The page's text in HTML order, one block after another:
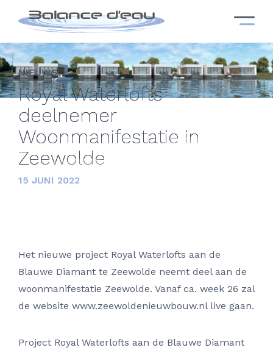
NIEUWS
Royal Waterlofts
deelnemer
Woonmanifestatie in
Zeewolde
15 JUNI 2022
Het nieuwe project Royal Waterlofts aan de
Blauwe Diamant te Zeewolde neemt deel aan de
woonmanifestatie Zeewolde. Vanaf ca. week 26 zal
de website www.zeewoldenieuwbouw.nl live gaan.
Project Royal Waterlofts aan de Blauwe Diamant